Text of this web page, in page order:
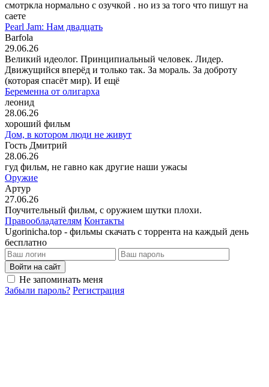
смотркла нормально с озучкой . но из за того что пишут на
саете
Pearl Jam: Нам двадцать
Barfola
29.06.26
Великий идеолог. Принципиальный человек. Лидер.
Движущийся вперёд и только так. За мораль. За доброту
(которая спасёт мир). И ещё
Беременна от олигарха
леонид
28.06.26
хороший фильм
Дом, в котором люди не живут
Гость Дмитрий
28.06.26
гуд фильм, не гавно как другие наши ужасы
Оружие
Артур
27.06.26
Поучительный фильм, с оружием шутки плохи.
Правообладателям Контакты
Ugorinicha.top - фильмы скачать с торрента на каждый день
бесплатно
Войти на сайт
Не запоминать меня
Забыли пароль? Регистрация